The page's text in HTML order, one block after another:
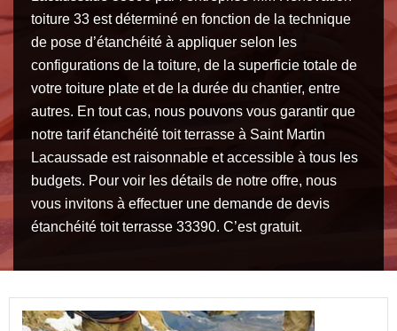
toiture 33 est déterminé en fonction de la technique
de pose d’étanchéité à appliquer selon les
configurations de la toiture, de la superficie totale de
votre toiture plate et de la durée du chantier, entre
autres. En tout cas, nous pouvons vous garantir que
notre tarif étanchéité toit terrasse à Saint Martin
Lacaussade est raisonnable et accessible à tous les
budgets. Pour voir les détails de notre offre, nous
vous invitons à effectuer une demande de devis
étanchéité toit terrasse 33390. C’est gratuit.